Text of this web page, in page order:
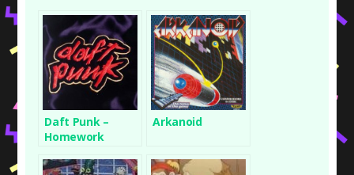
Daft Punk –
Homework
Arkanoid